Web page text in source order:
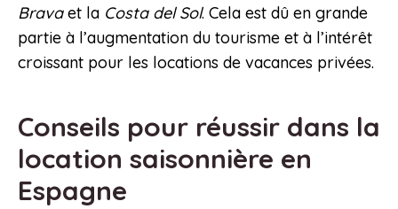
Bravaet la Costa del Sol. Cela est dû en grande
partie à l’augmentation du tourisme et à l’intérêt
croissant pour les locations de vacances privées.
Conseils pour réussir dans la
location saisonnière en
Espagne